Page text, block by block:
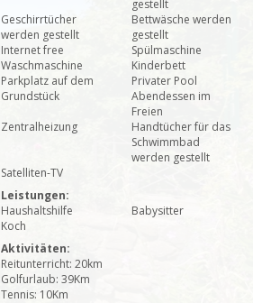
gestellt
Geschirrtücher
werden gestellt
Bettwäsche werden
gestellt
Internet free
Spülmaschine
Waschmaschine
Kinderbett
Parkplatz auf dem
Grundstück
Privater Pool
Abendessen im
Freien
Zentralheizung
Handtücher für das
Schwimmbad
werden gestellt
Satelliten-TV
Leistungen:
Haushaltshilfe
Babysitter
Koch
Aktivitäten:
Reitunterricht: 20km
Golfurlaub: 39Km
Tennis: 10Km